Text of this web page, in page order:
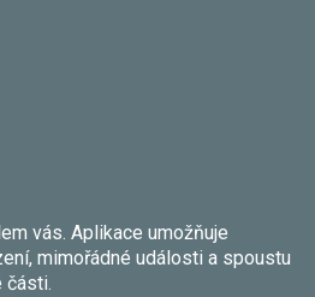
vás. Aplikace umožňuje
mimořádné události a spoustu
části.